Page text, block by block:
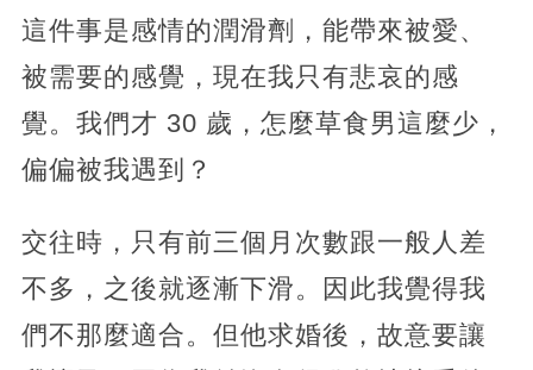
這件事是感情的潤滑劑，能帶來被愛、
被需要的感覺，現在我只有悲哀的感
覺。我們才 30 歲，怎麼草食男這麼少，
偏偏被我遇到？
交往時，只有前三個月次數跟一般人差
不多，之後就逐漸下滑。因此我覺得我
們不那麼適合。但他求婚後，故意要讓